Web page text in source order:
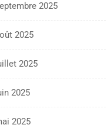
2025
2025
2025
2025
2025